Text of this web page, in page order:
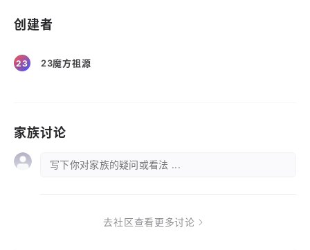
创建者
23 23魔方祖源
家族讨论
写下你对家族的疑问或看法 ...
去社区查看更多讨论